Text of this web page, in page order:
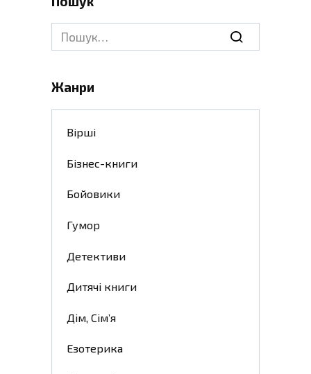
Search
for:
Жанри
Вірші
Бізнес-книги
Бойовики
Гумор
Детективи
Дитячі книги
Дім, Сім’я
Езотерика